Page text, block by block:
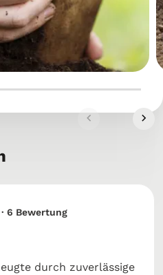
· 6 Bewertung
durch zuverlässige